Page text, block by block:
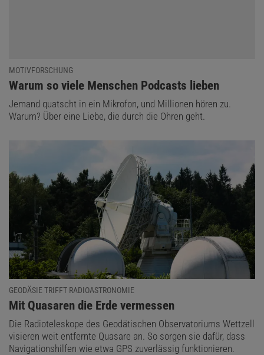
MOTIVFORSCHUNG
:
Warum so viele Menschen Podcasts lieben
Jemand quatscht in ein Mikrofon, und Millionen hören zu.
Warum? Über eine Liebe, die durch die Ohren geht.
GEODÄSIE TRIFFT RADIOASTRONOMIE
:
Mit Quasaren die Erde vermessen
Die Radioteleskope des Geodätischen Observatoriums Wettzell
visieren weit entfernte Quasare an. So sorgen sie dafür, dass
Navigationshilfen wie etwa GPS zuverlässig funktionieren.